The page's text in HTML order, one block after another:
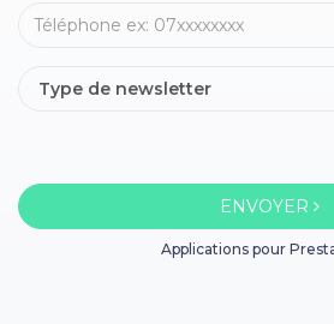
ENVOYER
Applications pour